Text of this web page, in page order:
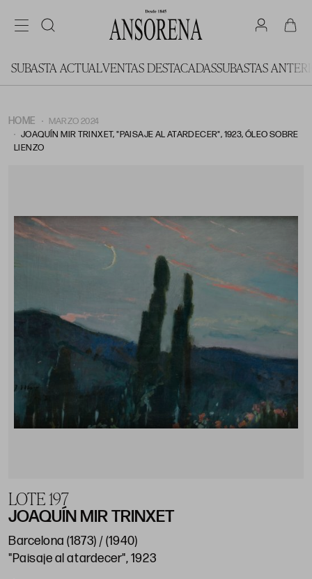
SUBASTA ACTUALVENTAS DESTACADASSUBASTAS
HOME
MARZO 2024
JOAQUÍN MIR TRINXET, "PAISAJE AL ATARDECER", 1923, ÓLEO SOBRE
LIENZO
LOTE 197
JOAQUÍN MIR TRINXET
Barcelona (1873) / (1940)
"Paisaje al atardecer", 1923